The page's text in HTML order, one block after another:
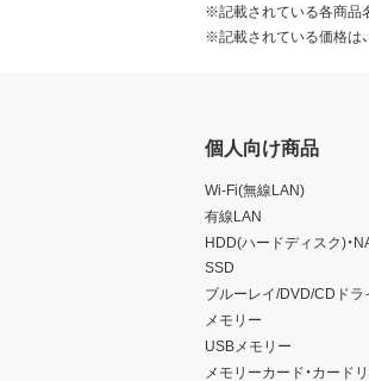
※記載されている各商品
※記載されている価格は
個人向け商品
Wi-Fi(無線LAN)
有線LAN
HDD(ハードディスク)・
SSD
ブルーレイ/DVD/CDドラ
メモリー
USBメモリー
メモリーカード・カード